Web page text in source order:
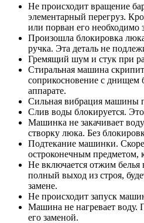
Не происходит вращение
элементарный перегруз.
или порван его необходимо
Произошла блокировка
ручка. Эта деталь не
Гремящий шум и стук при
Стиральная машина
соприкосновение с днищем
аппарате.
Сильная вибрация машины
Слив воды блокируется.
Машинка не закачивает
створку люка. Без
Подтекание машинки.
остроконечным предметом,
Не включается отжим белья
полный выход из строя,
замене.
Не происходит запуск
Машина не нагревает воду.
его заменой.